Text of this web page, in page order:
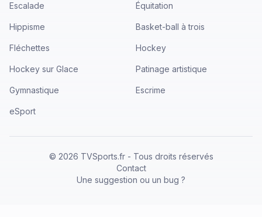
Escalade Équitation
Hippisme Basket-ball à trois
Fléchettes Hockey
Hockey sur Glace Patinage artistique
Gymnastique Escrime
eSport
© 2026 TVSports.fr - Tous droits réservés
Contact
Une suggestion ou un bug ?